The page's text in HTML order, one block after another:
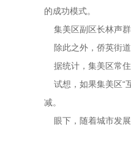
的成功模式。
集美区副区长林声群
除此之外，侨英街道
据统计，集美区常住
试想，如果集美区“
减。
眼下，随着城市发展